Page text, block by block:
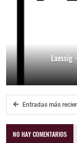
Laessig
Entradas más
NO HAY COMENTARIOS